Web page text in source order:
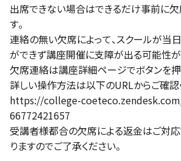
出席できない場合はできるだけ事前に
す。
連絡の無い欠席によって、スクールが当
ができず講座開催に支障が出る可能性が
欠席連絡は講座詳細ページでボタンを押
詳しい操作方法は以下のURLからご確認
https://college-
66772421657
受講者様都合の欠席による返金はご対
りますのでご了承ください。